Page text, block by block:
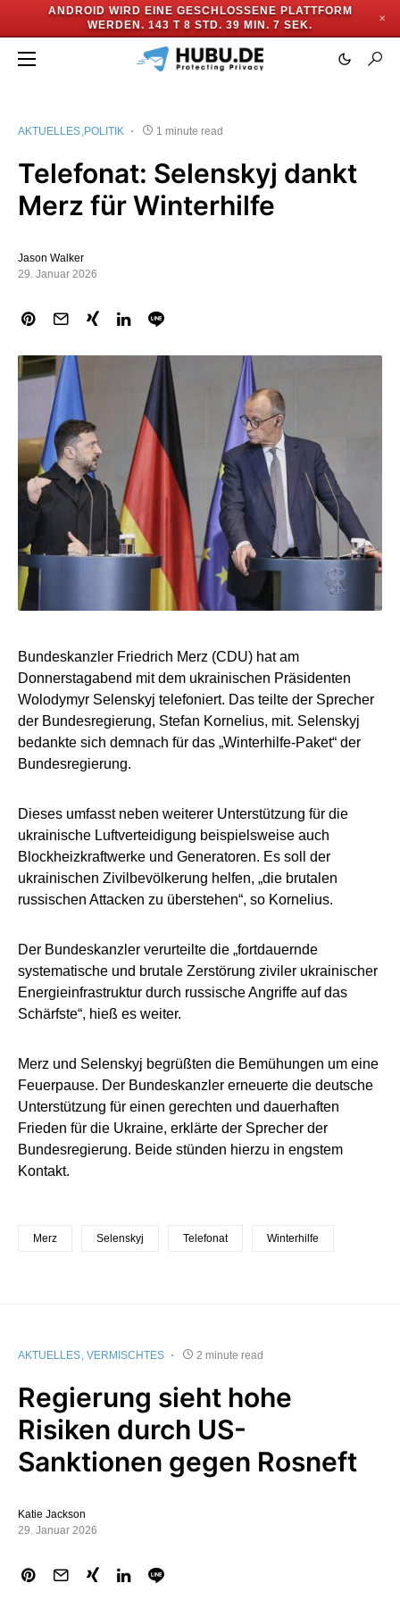
ANDROID WIRD EINE GESCHLOSSENE PLATTFORM
WERDEN. 143 T 8 STD. 39 MIN. 7 SEK.
✕
AKTUELLES POLITIK 1 minute read
Telefonat: Selenskyj dankt
Merz für Winterhilfe
Jason Walker
29. Januar 2026
Bundeskanzler Friedrich Merz (CDU) hat am
Donnerstagabend mit dem ukrainischen Präsidenten
Wolodymyr Selenskyj telefoniert. Das teilte der Sprecher
der Bundesregierung, Stefan Kornelius, mit. Selenskyj
bedankte sich demnach für das „Winterhilfe-Paket“ der
Bundesregierung.
Dieses umfasst neben weiterer Unterstützung für die
ukrainische Luftverteidigung beispielsweise auch
Blockheizkraftwerke und Generatoren. Es soll der
ukrainischen Zivilbevölkerung helfen, „die brutalen
russischen Attacken zu überstehen“, so Kornelius.
Der Bundeskanzler verurteilte die „fortdauernde
systematische und brutale Zerstörung ziviler ukrainischer
Energieinfrastruktur durch russische Angriffe auf das
Schärfste“, hieß es weiter.
Merz und Selenskyj begrüßten die Bemühungen um eine
Feuerpause. Der Bundeskanzler erneuerte die deutsche
Unterstützung für einen gerechten und dauerhaften
Frieden für die Ukraine, erklärte der Sprecher der
Bundesregierung. Beide stünden hierzu in engstem
Kontakt.
Merz Selenskyj Telefonat Winterhilfe
AKTUELLES VERMISCHTES 2 minute read
Regierung sieht hohe
Risiken durch US-
Sanktionen gegen Rosneft
Katie Jackson
29. Januar 2026